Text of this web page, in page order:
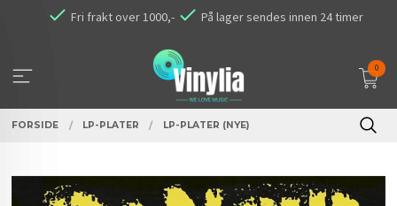
Fri frakt over 1000,- På lager sendes innen 24 timer
0
FORSIDE LP-PLATER LP-PLATER (NYE)